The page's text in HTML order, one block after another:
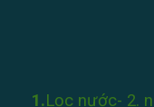
1.Lọc nước- 2.